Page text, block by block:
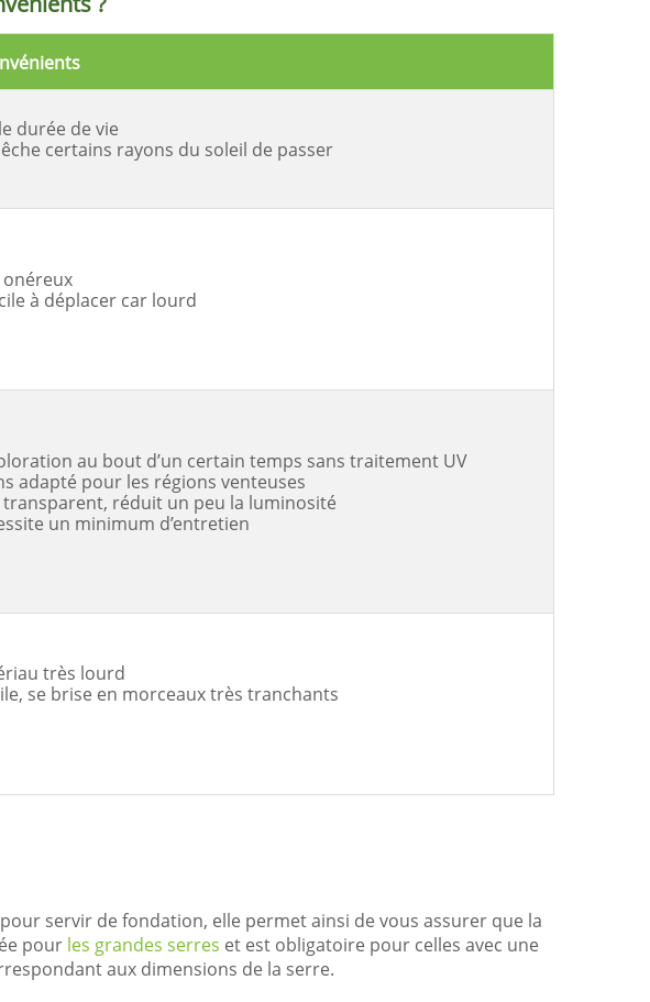
durée de vie
certains rayons du soleil de passer
onéreux
à déplacer car lourd
au bout d’un certain temps sans traitement UV
adapté pour les régions venteuses
transparent, réduit un peu la luminosité
un minimum d’entretien
très lourd
se brise en morceaux très tranchants
pour servir de fondation, elle permet ainsi de vous assurer que la
pour les grandes serres et est obligatoire pour celles avec une
aux dimensions de la serre.